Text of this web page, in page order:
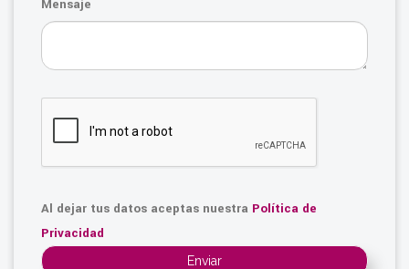
Mensaje
Al dejar tus datos aceptas nuestra Política de
Privacidad
Enviar